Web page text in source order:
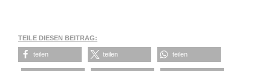
TEILE DIESEN BEITRAG:
teilen teilen teilen